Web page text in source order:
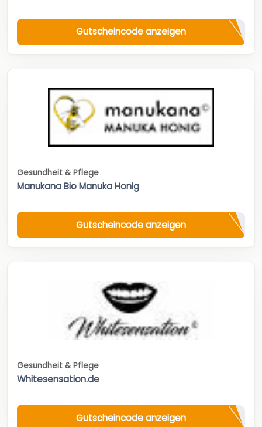
Gutscheincode anzeigen
Gesundheit & Pflege
Manukana Bio Manuka Honig
Gutscheincode anzeigen
Gesundheit & Pflege
Whitesensation.de
Gutscheincode anzeigen